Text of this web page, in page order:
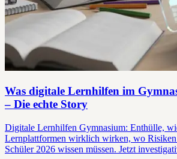
Was digitale Lernhilfen im
– Die echte Story
Digitale Lernhilfen Gymnasium: Enthülle,
Lernplattformen wirklich wirken, wo Risiken
Schüler 2026 wissen müssen. Jetzt